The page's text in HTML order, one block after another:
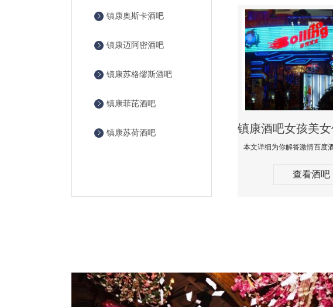
镇康奥斯卡酒吧
镇康迈阿密酒吧
镇康苏格缪斯酒吧
镇康菲芘酒吧
镇康苏荷酒吧
查看酒吧